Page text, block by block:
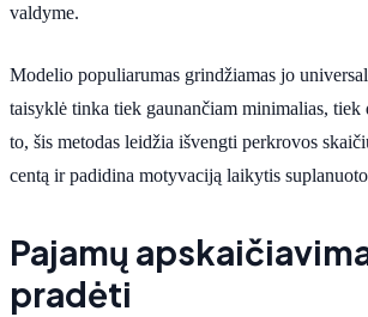
valdyme.
Modelio populiarumas grindžiamas jo
taisyklė tinka tiek gaunančiam minimalias, tiek
to, šis metodas leidžia išvengti perkrovos
centą ir padidina motyvaciją laikytis
Pajamų
pradėti